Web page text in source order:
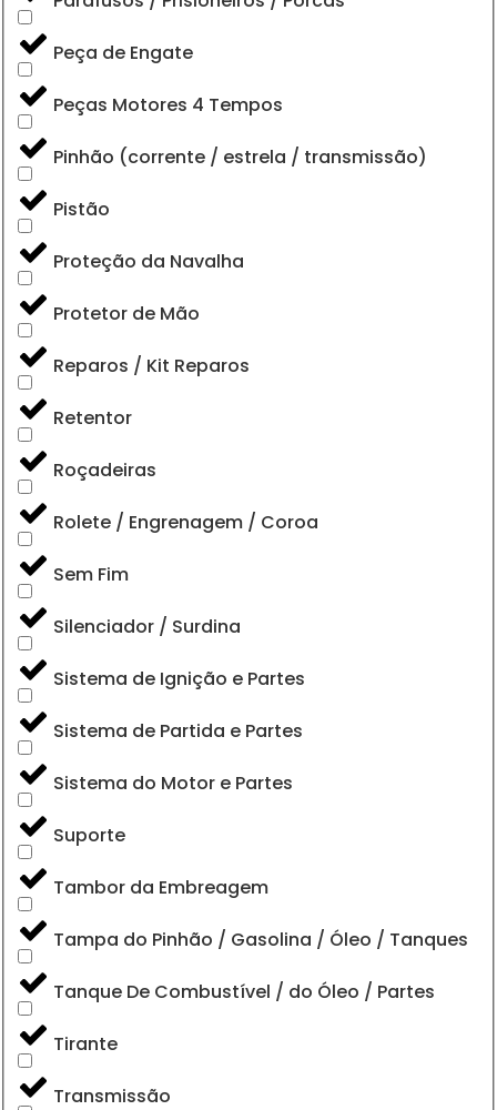
Peça de Engate
Peças Motores 4 Tempos
Pinhão (corrente / estrela / transmissão)
Pistão
Proteção da Navalha
Protetor de Mão
Reparos / Kit Reparos
Retentor
Roçadeiras
Rolete / Engrenagem / Coroa
Sem Fim
Silenciador / Surdina
Sistema de Ignição e Partes
Sistema de Partida e Partes
Sistema do Motor e Partes
Suporte
Tambor da Embreagem
Tampa do Pinhão / Gasolina / Óleo / Tanques
Tanque De Combustível / do Óleo / Partes
Tirante
Transmissão